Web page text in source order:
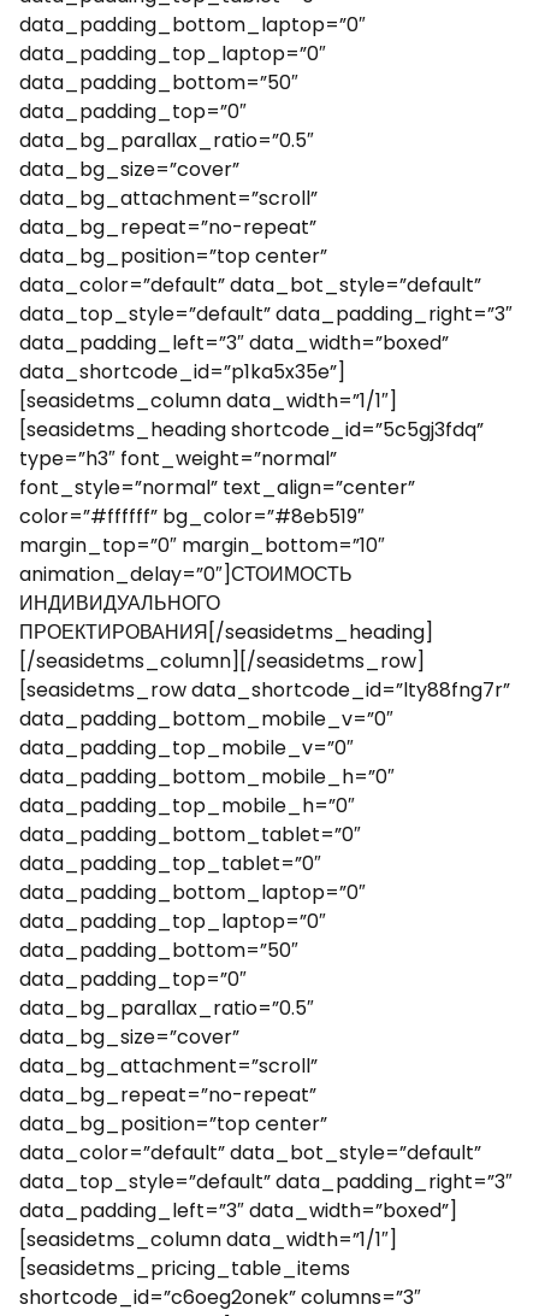
data_padding_bottom_laptop=”0″
data_padding_top_laptop=”0″
data_padding_bottom=”50″
data_padding_top=”0″
data_bg_parallax_ratio=”0.5″
data_bg_size=”cover”
data_bg_attachment=”scroll”
data_bg_repeat=”no-repeat”
data_bg_position=”top center”
data_color=”default” data_bot_style=”default”
data_top_style=”default” data_padding_right=”3″
data_padding_left=”3″ data_width=”boxed”
data_shortcode_id=”p1ka5x35e”]
[seasidetms_column data_width=”1/1″]
[seasidetms_heading shortcode_id=”5c5gj3fdq”
type=”h3″ font_weight=”normal”
font_style=”normal” text_align=”center”
color=”#ffffff” bg_color=”#8eb519″
margin_top=”0″ margin_bottom=”10″
animation_delay=”0″]СТОИМОСТЬ
ИНДИВИДУАЛЬНОГО
ПРОЕКТИРОВАНИЯ[/seasidetms_heading]
[/seasidetms_column][/seasidetms_row]
[seasidetms_row data_shortcode_id=”lty88fng7r”
data_padding_bottom_mobile_v=”0″
data_padding_top_mobile_v=”0″
data_padding_bottom_mobile_h=”0″
data_padding_top_mobile_h=”0″
data_padding_bottom_tablet=”0″
data_padding_top_tablet=”0″
data_padding_bottom_laptop=”0″
data_padding_top_laptop=”0″
data_padding_bottom=”50″
data_padding_top=”0″
data_bg_parallax_ratio=”0.5″
data_bg_size=”cover”
data_bg_attachment=”scroll”
data_bg_repeat=”no-repeat”
data_bg_position=”top center”
data_color=”default” data_bot_style=”default”
data_top_style=”default” data_padding_right=”3″
data_padding_left=”3″ data_width=”boxed”]
[seasidetms_column data_width=”1/1″]
[seasidetms_pricing_table_items
shortcode_id=”c6oeg2onek” columns=”3″